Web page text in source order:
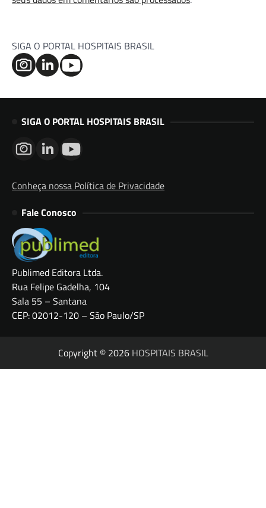
SIGA O PORTAL HOSPITAIS BRASIL
SIGA O PORTAL HOSPITAIS BRASIL
Conheça nossa Política de Privacidade
Fale Conosco
Publimed Editora Ltda.
Rua Felipe Gadelha, 104
Sala 55 – Santana
CEP: 02012-120 – São Paulo/SP
Copyright © 2026 HOSPITAIS BRASIL